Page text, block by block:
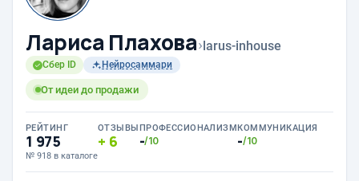
Лариса Плахова›larus-inhouse
Сбер ID Нейросаммари
От идеи до продажи
РЕЙТИНГ
1 975
№ 918 в каталоге
ОТЗЫВЫ
6
ПРОФЕССИОНАЛИЗМ
-/10
КОММУНИКАЦИЯ
-/10